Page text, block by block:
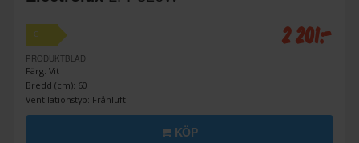
C
PRODUKTBLAD
Färg: Vit
Bredd (cm): 60
Ventilationstyp: Frånluft
2 201:-
KÖP